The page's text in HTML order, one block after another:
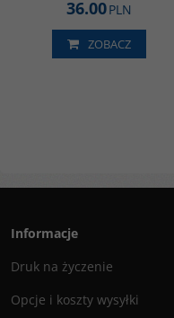
36.00PLN
ZOBACZ
Informacje
Druk na życzenie
Opcje i koszty wysyłki